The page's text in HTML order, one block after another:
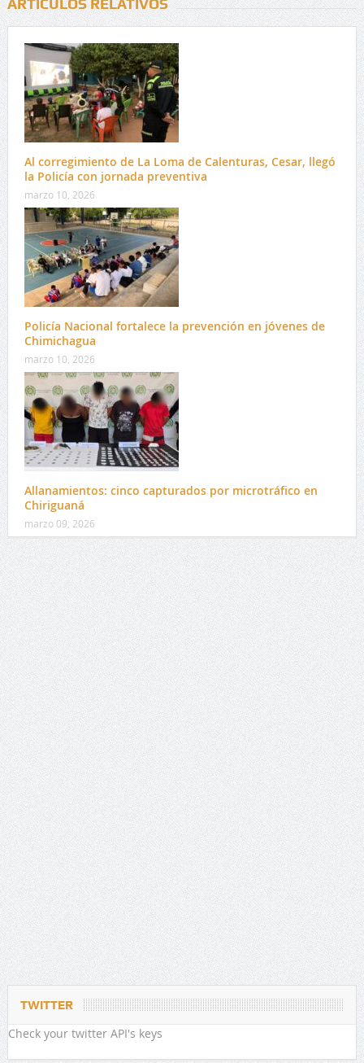
ARTÍCULOS RELATIVOS
Al corregimiento de La Loma de Calenturas, Cesar, llegó
la Policía con jornada preventiva
marzo 10, 2026
Policía Nacional fortalece la prevención en jóvenes de
Chimichagua
marzo 10, 2026
Allanamientos: cinco capturados por microtráfico en
Chiriguaná
marzo 09, 2026
TWITTER
Check your twitter API's keys